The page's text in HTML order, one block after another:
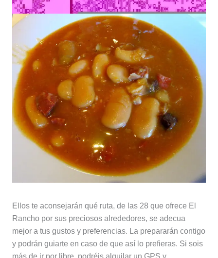
Ellos te aconsejarán qué ruta, de las 28 que ofrece El
Rancho por sus preciosos alrededores, se adecua
mejor a tus gustos y preferencias. La prepararán contigo
y podrán guiarte en caso de que así lo prefieras. Si sois